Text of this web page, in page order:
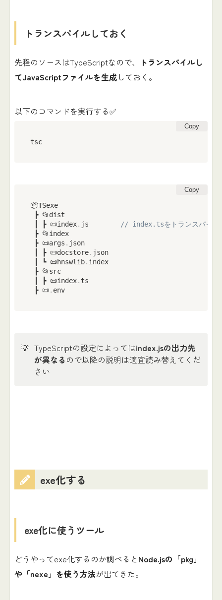
トランスパイルしておく
先程のソースはTypeScriptなので、
トランスパイルし
てJavaScriptファイルを生成しておく。
以下のコマンドを実行する✅
Copy
tsc
Copy
📦TSexe
┣ 📂dist
┃ ┣ 📜index. js // index.tsをトランスパイル
┣ 📂index
┣ 📜args . json
┃ ┣ 📜docstore. json
┃ ┗ 📜hnswlib. index
┣ 📂src
┃ ┣ 📜index. ts
┣ 📜. env
💡 TypeScriptの設定によってはindex.jsの出力先
が異なる ので以降の説明は適宜読み替えてくだ
さい
exe化する
exe化に使うツール
どうやってexe化するのか調べるとNode.jsの「pkg」
や「nexe」を使う方法が出てきた。